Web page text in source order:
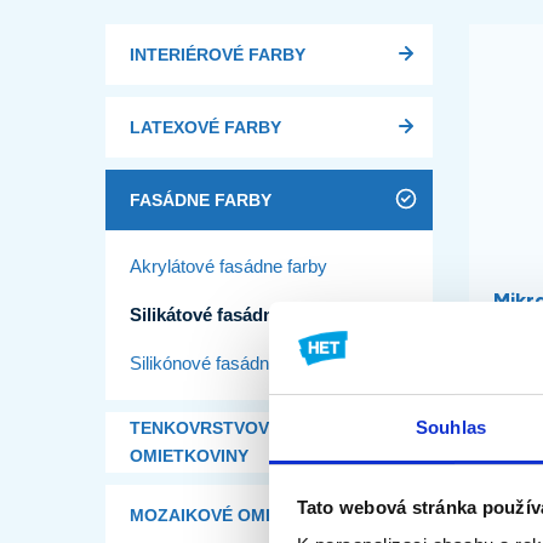
Souhlas
Tato webová stránka
INTERIÉROVÉ FARBY
LATEXOVÉ FARBY
FASÁDNE FARBY
Akrylátové fasádne farby
Silikátové fasádne farby
Silikónové fasádne farby
TENKOVRSTVOVÉ
OMIETKOVINY
MOZAIKOVÉ OMIETKOVINY
fasád